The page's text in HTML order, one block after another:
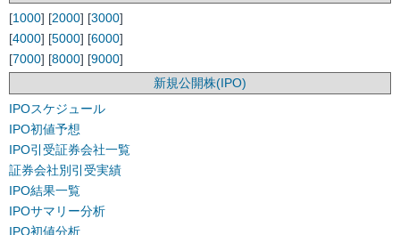
[1000] [2000] [3000]
[4000] [5000] [6000]
[7000] [8000] [9000]
新規公開株(IPO)
IPOスケジュール
IPO初値予想
IPO引受証券会社一覧
証券会社別引受実績
IPO結果一覧
IPOサマリー分析
IPO初値分析